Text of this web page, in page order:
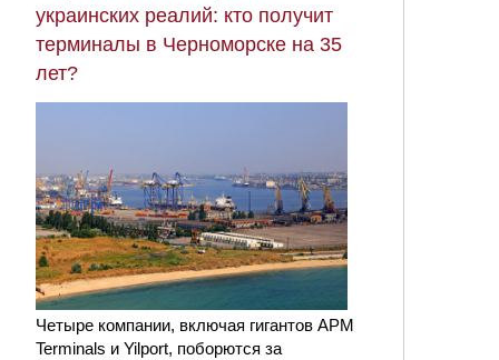
украинских реалий: кто получит
терминалы в Черноморске на 35
лет?
Четыре компании, включая гигантов APM
Terminals и Yilport, поборются за